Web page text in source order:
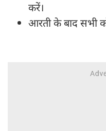
करें।
आरती के बाद सभी